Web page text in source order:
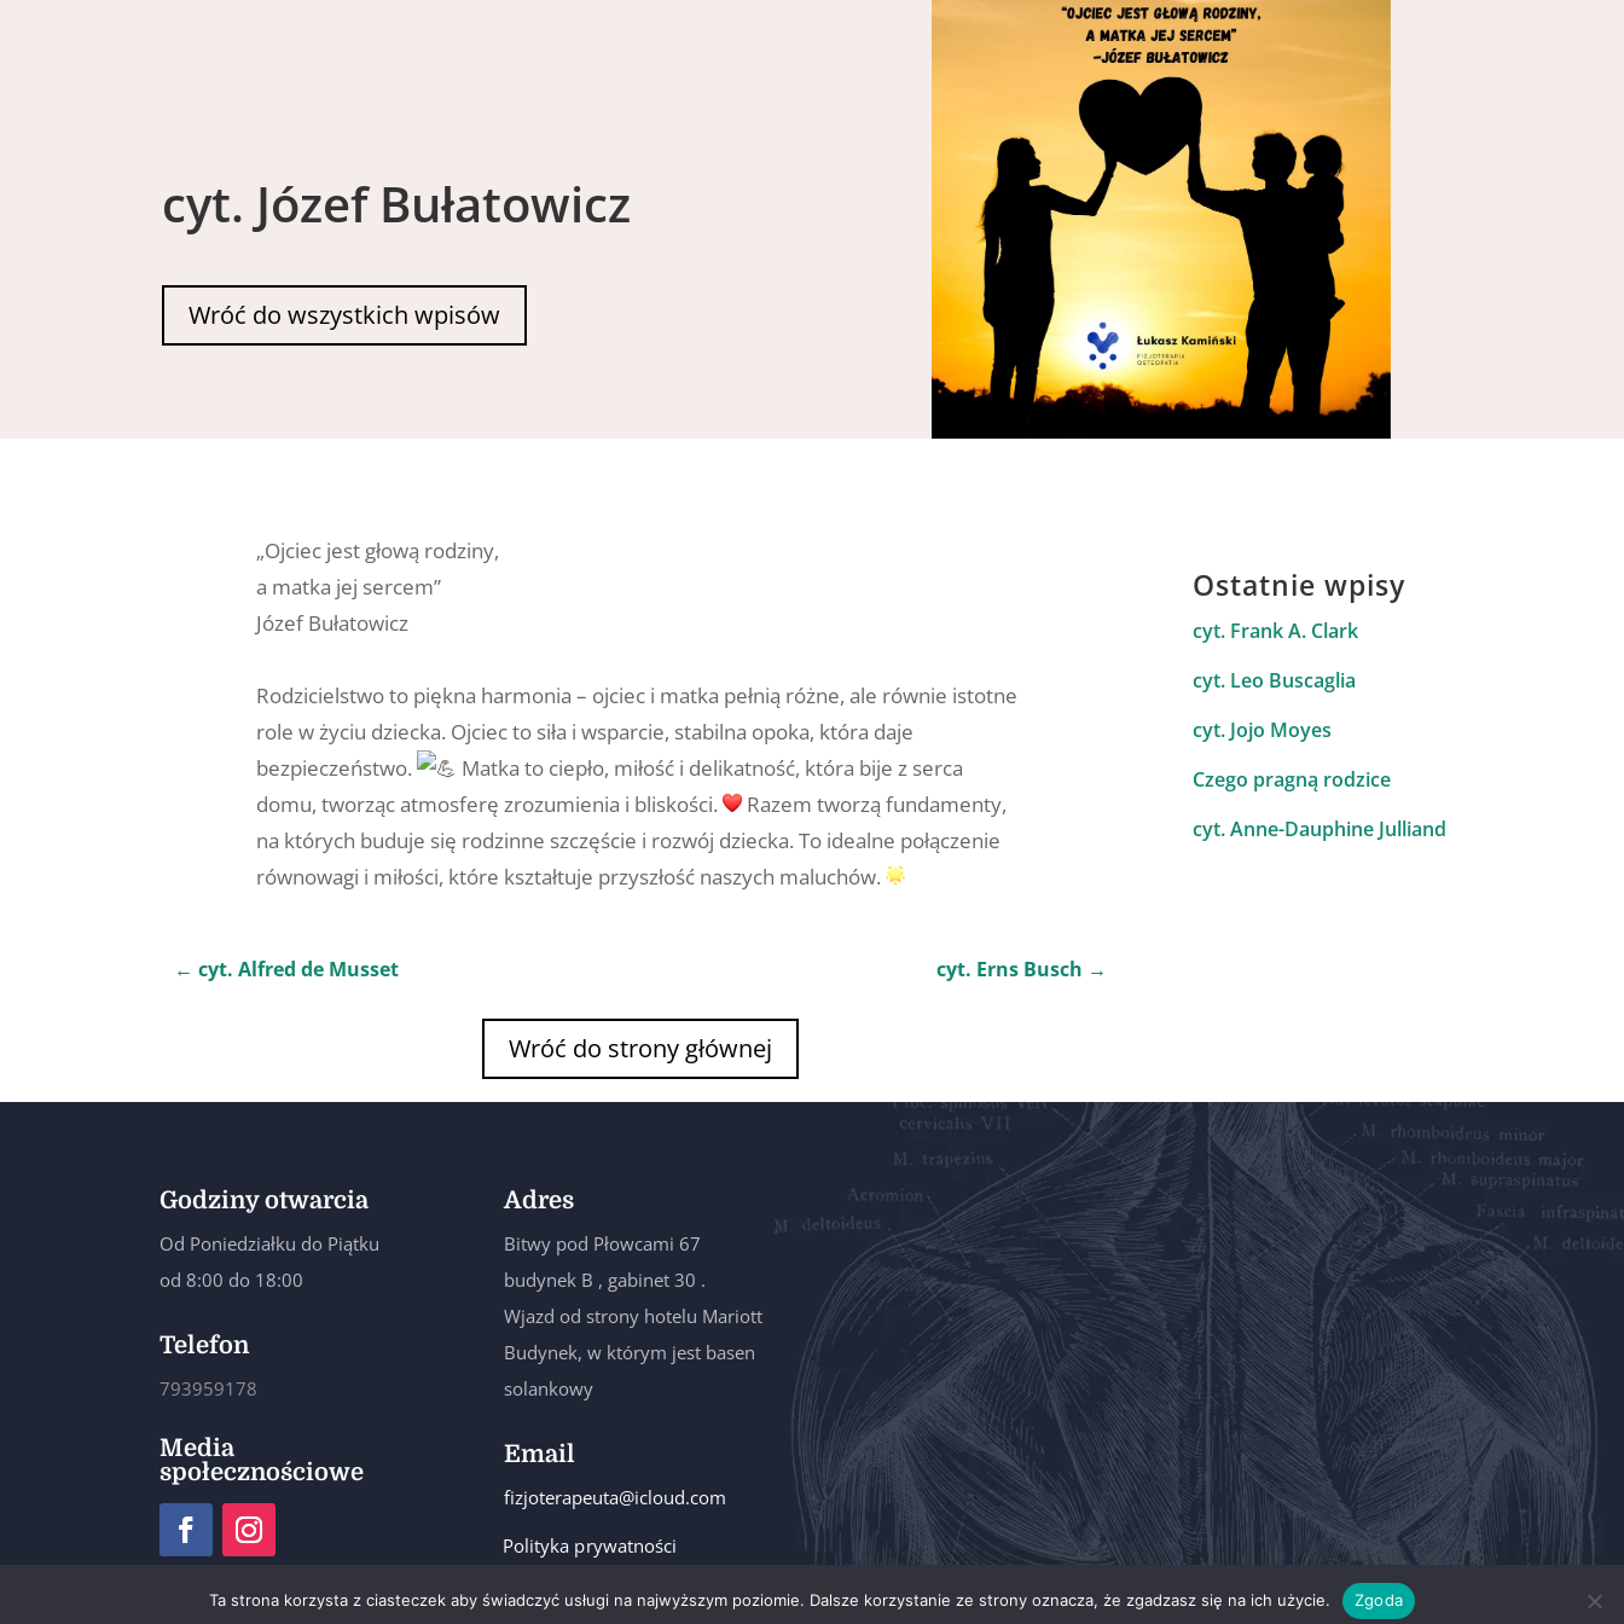
cyt. Józef Bułatowicz
Wróć do wszystkich wpisów
„Ojciec jest głową rodziny,
a matka jej sercem”
Józef Bułatowicz
Rodzicielstwo to piękna harmonia – ojciec i matka pełnią różne, ale równie istotne
role w życiu dziecka. Ojciec to siła i wsparcie, stabilna opoka, która daje
bezpieczeństwo.
Matka to ciepło, miłość i delikatność, która bije z serca
domu, tworząc atmosferę zrozumienia i bliskości.
Razem tworzą fundamenty,
na których buduje się rodzinne szczęście i rozwój dziecka. To idealne połączenie
równowagi i miłości, które kształtuje przyszłość naszych maluchów.
Ostatnie wpisy
cyt. Frank A. Clark
cyt. Leo Buscaglia
cyt. Jojo Moyes
Czego pragną rodzice
cyt. Anne-Dauphine Julliand
←cyt. Alfred de Musset cyt. Erns Busch →
Wróć do strony głównej
Godziny otwarcia
Od Poniedziałku do Piątku
od 8:00 do 18:00
Telefon
793959178
Media
społecznościowe
Adres
Bitwy pod Płowcami 67
budynek B , gabinet 30 .
Wjazd od strony hotelu Mariott
Budynek, w którym jest basen
solankowy
Email
fizjoterapeuta@icloud.com
Polityka prywatności
Ta strona korzysta z ciasteczek aby świadczyć usługi na najwyższym poziomie. Dalsze korzystanie ze strony oznacza, że zgadzasz się na ich użycie. Zgoda